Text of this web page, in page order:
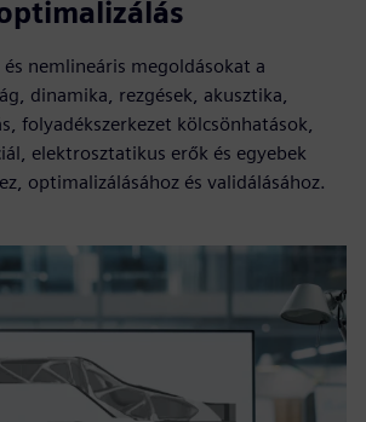
nemlineáris megoldásokat a
dinamika, rezgések, akusztika,
folyadékszerkezet kölcsönhatások,
elektrosztatikus erők és egyebek
optimalizálásához és validálásához.